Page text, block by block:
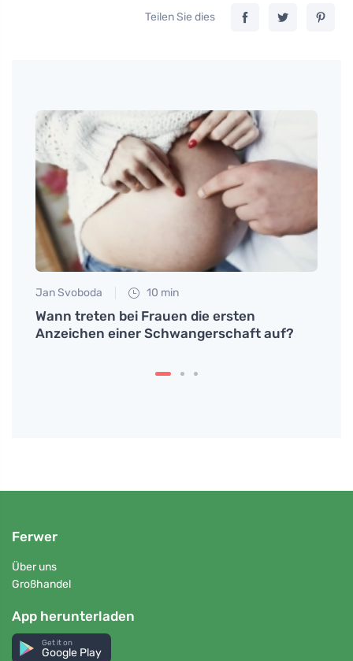
Teilen Sie dies
Jan Svoboda 10 min
Wann treten bei Frauen die ersten
Anzeichen einer Schwangerschaft auf?
Ferwer
Über uns
Großhandel
App herunterladen
Get it on
Google Play